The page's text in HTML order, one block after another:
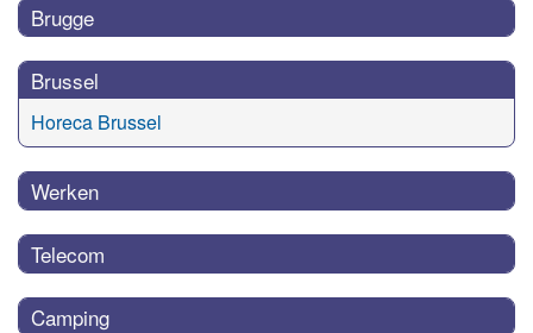
Brugge
Brussel
Horeca Brussel
Werken
Telecom
Camping